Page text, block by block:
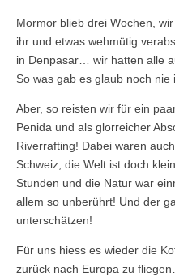
Mormor blieb drei Wochen,
ihr und etwas wehmütig
in Denpasar… wir hatten alle
So was gab es glaub noch nie
Aber, so reisten wir für ein
Penida und als glorreicher
Riverrafting! Dabei waren
Schweiz, die Welt ist doch
Stunden und die Natur war
allem so unberührt! Und der
unterschätzen!
Für uns hiess es wieder die
zurück nach Europa zu